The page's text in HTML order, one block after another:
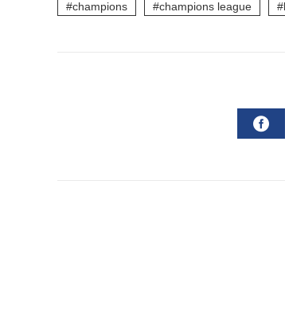
champions champions league